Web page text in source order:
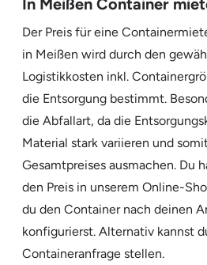
In Meißen Container
Der Preis für eine
in Meißen wird durch den
Logistikkosten inkl.
die Entsorgung bestimmt.
die Abfallart, da die
Material stark variieren und
Gesamtpreises ausmachen. Du
den Preis in unserem Online-
du den Container nach deinen
konfigurierst. Alternativ kannst
Containeranfrage stellen.